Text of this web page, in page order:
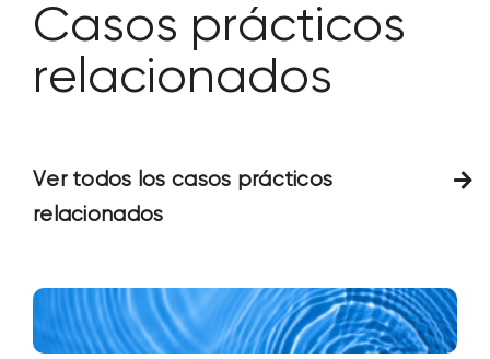
Casos prácticos
relacionados
Ver todos los casos prácticos
relacionados